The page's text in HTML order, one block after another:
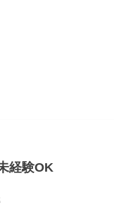
経験OK